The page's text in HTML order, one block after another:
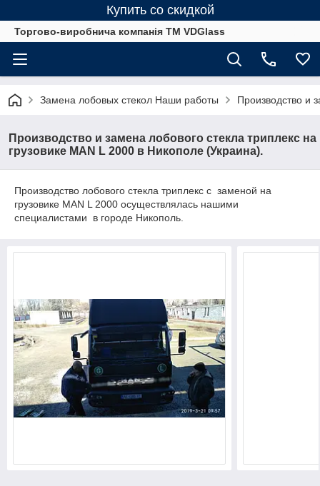
Купить со скидкой
Торгово-виробнича компанія ТМ VDGlass
Замена лобовых стекол Наши работы Производство и
Производство и замена лобового стекла триплекс на
грузовике MAN L 2000 в Никополе (Украина).
Производство лобового стекла триплекс с заменой на
грузовике MAN L 2000 осуществлялась нашими
специалистами в городе Никополь.